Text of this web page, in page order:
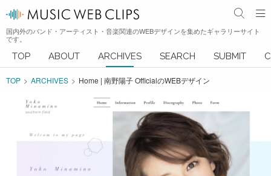
国内外のバンド・アーティスト・音楽関連のWEBデザインを集めたギャラリーサイト
です。
TOP ABOUT ARCHIVES SEARCH SUBMIT
TOP ARCHIVES Home | 南野陽子 OfficialのWEBデザイン